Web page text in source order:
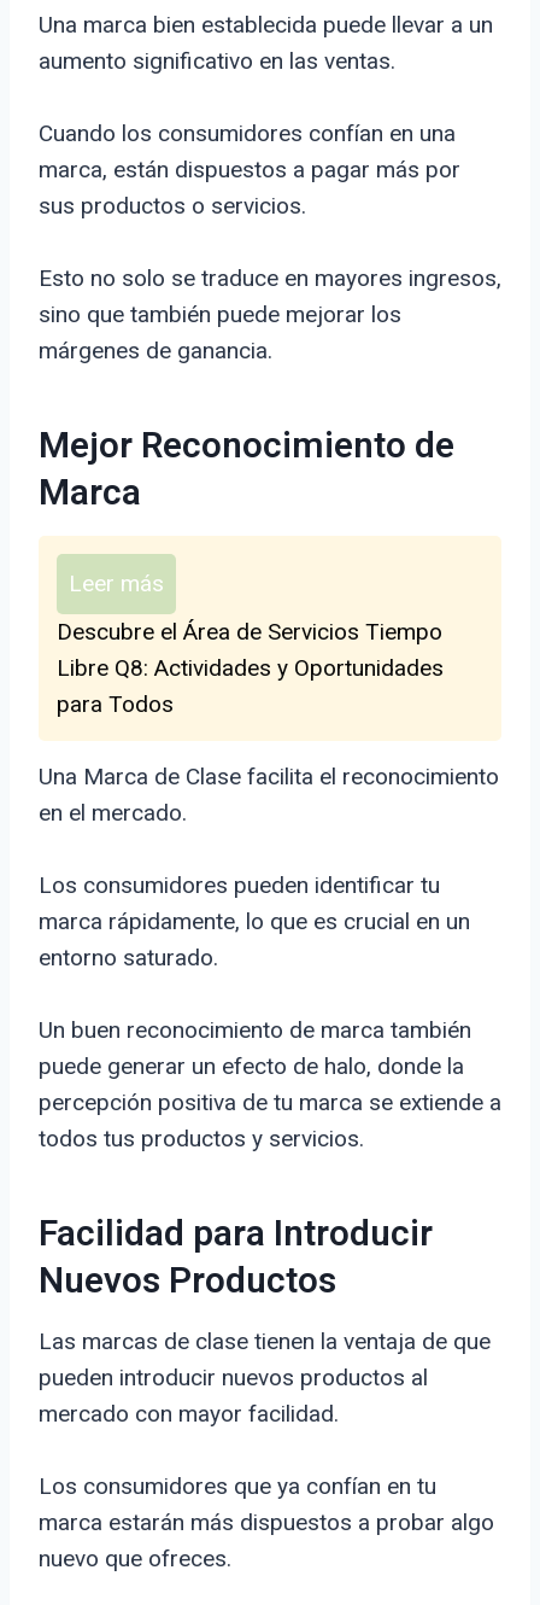
Una marca bien establecida puede llevar a un
aumento significativo en las ventas.
Cuando los consumidores confían en una
marca, están dispuestos a pagar más por
sus productos o servicios.
Esto no solo se traduce en mayores ingresos,
sino que también puede mejorar los
márgenes de ganancia.
Mejor Reconocimiento de
Marca
Leer más
Descubre el Área de Servicios Tiempo
Libre Q8: Actividades y Oportunidades
para Todos
Una Marca de Clase facilita el reconocimiento
en el mercado.
Los consumidores pueden identificar tu
marca rápidamente, lo que es crucial en un
entorno saturado.
Un buen reconocimiento de marca también
puede generar un efecto de halo, donde la
percepción positiva de tu marca se extiende a
todos tus productos y servicios.
Facilidad para Introducir
Nuevos Productos
Las marcas de clase tienen la ventaja de que
pueden introducir nuevos productos al
mercado con mayor facilidad.
Los consumidores que ya confían en tu
marca estarán más dispuestos a probar algo
nuevo que ofreces.